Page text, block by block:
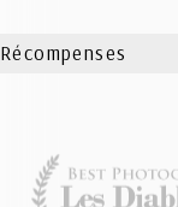
Récompenses